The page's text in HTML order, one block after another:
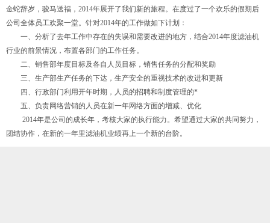
金蛇辞岁，骏马送福，2014年展开了我们新的旅程。在度过了一个欢乐的假期后
公司全体员工欢聚一堂。针对2014年的工作做如下计划：
一、分析了去年工作中存在的失误和需要改进的地方，结合2014年度滤油机
行业的前景情况，布置各部门的工作任务。
二、销售部年度目标及各自人员目标，销售任务的分配和奖励
三、生产部生产任务的下达，生产安全的重视技术的改进和更新
四、行政部门利用开年时期，人员的招聘和制度管理的*
五、负责网络营销的人员在新一年网络方面的增减、优化
2014年是公司的成长年，考核大家的执行能力。希望通过大家的共同努力，
团结协作，在新的一年里滤油机业绩再上一个新的台阶。